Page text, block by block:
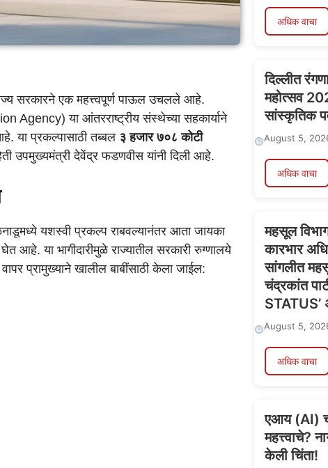
सरकारने एक महत्त्वपूर्ण पाऊल उचलले आहे.
Agency) या आंतरराष्ट्रीय संस्थेच्या सहकार्याने
या प्रकल्पासाठी तब्बल ३ हजार ७०८ कोटी
उपमुख्यमंत्री देवेंद्र फडणवीस यांनी दिली आहे.
यशस्वी प्रकल्प राबवल्यानंतर आता जायका
आहे. या भागीदारीमुळे राज्यातील सरकारी रुग्णालये
प्रामुख्याने खालील बाबींसाठी केला जाईल:
अधिक वाचा
दिल्लीत
महोत्सव
सांस्कृतिक
August 5,
अधिक वाचा
महसूल
कारभार
सांगलीत
चंद्रकांत
STATUS’
August 5,
अधिक वाचा
एआय (AI)
महत्त्वाचे?
केली चिंता!